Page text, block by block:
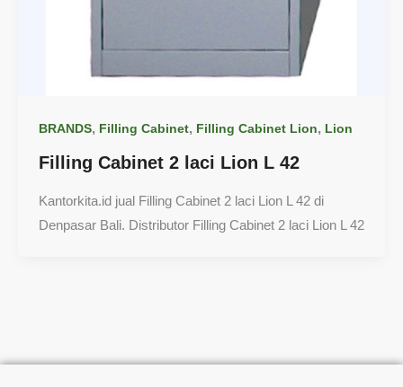
BRANDS, Filling Cabinet, Filling Cabinet Lion, Lion
Filling Cabinet 2 laci Lion L 42
Kantorkita.id jual Filling Cabinet 2 laci Lion L 42 di
Denpasar Bali. Distributor Filling Cabinet 2 laci Lion L 42